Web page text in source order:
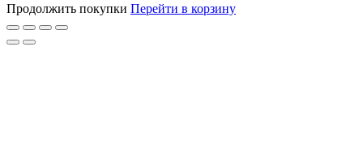
Продолжить покупки Перейти в корзину